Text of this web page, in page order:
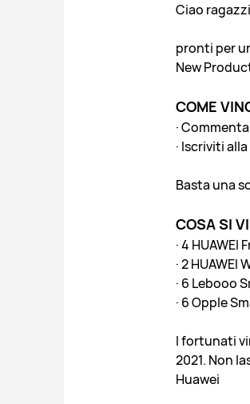
Ciao
pronti per
New
COME
·
· Iscriviti alla
Basta una
COSA SI
· 4 HUAWEI
· 2 HUAWEI
· 6 Lebooo
· 6 Opple
I fortunati
2021. Non
Huawei